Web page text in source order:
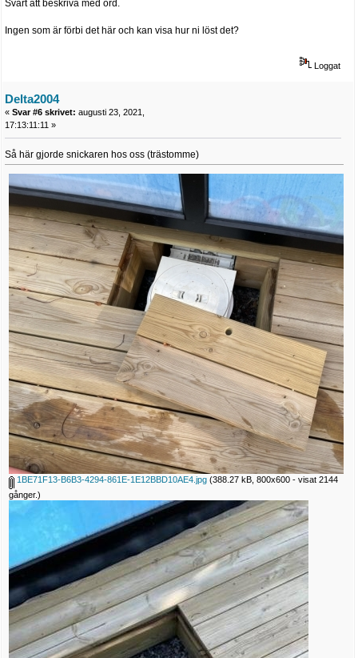
Svårt att beskriva med ord.
Ingen som är förbi det här och kan visa hur ni löst det?
Loggat
Delta2004
« Svar #6 skrivet: augusti 23, 2021,
17:13:11:11 »
Så här gjorde snickaren hos oss (trästomme)
1BE71F13-B6B3-4294-861E-1E12BBD10AE4.jpg (388.27 kB, 800x600 - visat 2144
gånger.)